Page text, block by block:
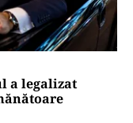
a legalizat